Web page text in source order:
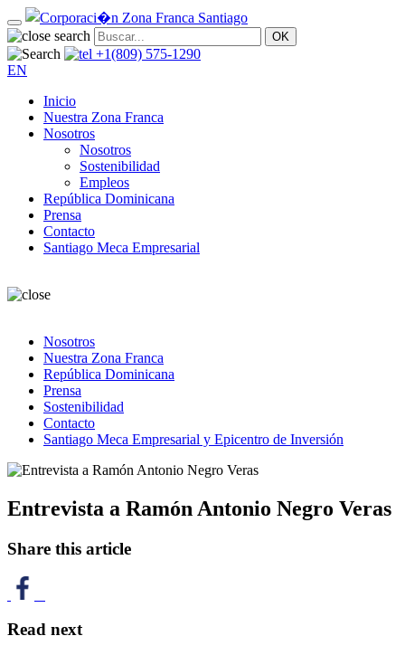
+1(809) 575-1290
EN
Inicio
Nuestra Zona Franca
Nosotros
Nosotros
Sostenibilidad
Empleos
República Dominicana
Prensa
Contacto
Santiago Meca Empresarial
Nosotros
Nuestra Zona Franca
República Dominicana
Prensa
Sostenibilidad
Contacto
Santiago Meca Empresarial y Epicentro de Inversión
Entrevista a Ramón Antonio Negro Veras
Share this article
Read next